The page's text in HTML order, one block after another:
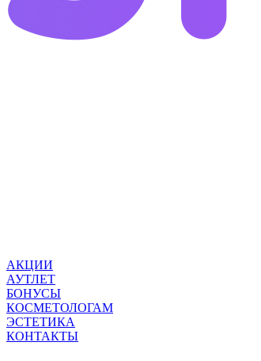
АКЦИИ
АУТЛЕТ
БОНУСЫ
КОСМЕТОЛОГАМ
ЭСТЕТИКА
КОНТАКТЫ